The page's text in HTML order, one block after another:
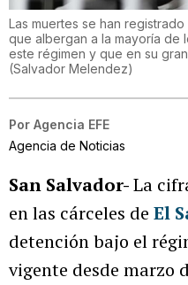
Las muertes se han
que albergan a la mayoría de
este régimen y que en su
(Salvador Melendez)
Por Agencia EFE
Agencia de Noticias
San Salvador-La
en las cárceles de El
detención bajo el
vigente desde marzo